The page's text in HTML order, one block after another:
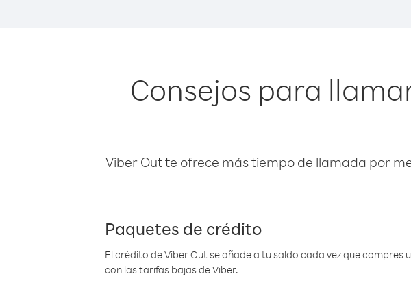
Consejos para
Viber Out te ofrece más tiempo de llamada por
Paquetes de crédito
El crédito de Viber Out se añade a tu saldo cada vez que
con las tarifas bajas de Viber.